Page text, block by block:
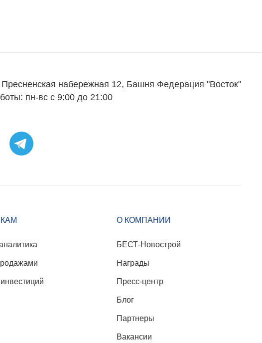
набережная 12, Башня Федерация "Восток"
пн-вс с 9:00 до 21:00
О КОМПАНИИ
БЕСТ-Новострой
Награды
Пресс-центр
Блог
Партнеры
Вакансии